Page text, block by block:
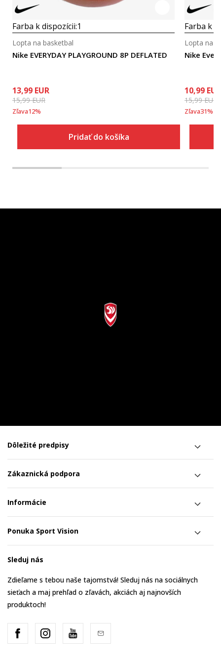
Farba k dispozícii:1
Nike EVERYDAY PLAYGROUND 8P DEFLATED
Lopta na basketbal
13,99 EUR
15,99EUR
Zľava12%
Pridať do košíka
Farba k
Nike
Lopta na
10,99 EUR
15,99EUR
Zľava31%
Dôležité predpisy
Zákaznická podpora
Informácie
Ponuka Sport Vision
Sleduj nás
Zdieľame s tebou naše tajomstvá! Sleduj nás na sociálnych
sieťach a maj prehľad o zľavách, akciách aj najnovších
produktoch!